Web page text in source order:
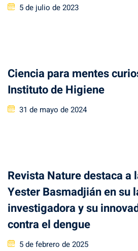
Posted
5 de julio de 2023
Ciencia para mentes
Instituto de Higiene
Posted
31 de mayo de 2024
Revista Nature destaca a
Yester Basmadjián en su
investigadora y su
contra el dengue
Posted
5 de febrero de 2025